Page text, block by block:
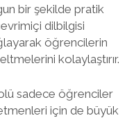
bir şekilde pratik
dilbilgisi
öğrencilerin
kolaylaştırır.
sadece öğrenciler
için de büyük